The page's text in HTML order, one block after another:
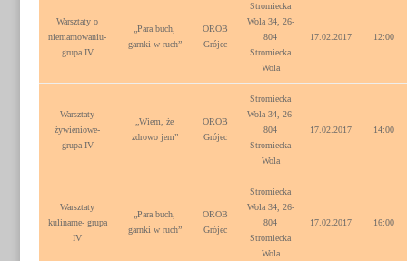
Warsztaty o
niemarnowaniu-
grupa IV
„Para buch,
garnki w ruch”
OROB
Grójec
Stromiecka
Wola 34, 26-
804
Stromiecka
Wola
17.02.2017 12:00
Warsztaty
żywieniowe-
grupa IV
„Wiem, że
zdrowo jem”
OROB
Grójec
Stromiecka
Wola 34, 26-
804
Stromiecka
Wola
17.02.2017 14:00
Warsztaty
kulinarne- grupa
IV
„Para buch,
garnki w ruch”
OROB
Grójec
Stromiecka
Wola 34, 26-
804
Stromiecka
Wola
17.02.2017 16:00